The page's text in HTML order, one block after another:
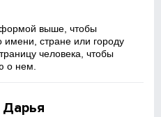
формой выше, чтобы
имени, стране или городу
человека, чтобы
о нем.
Дарья